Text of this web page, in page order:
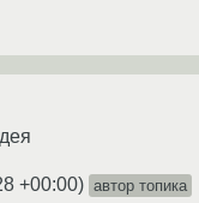
+00:00) автор топика